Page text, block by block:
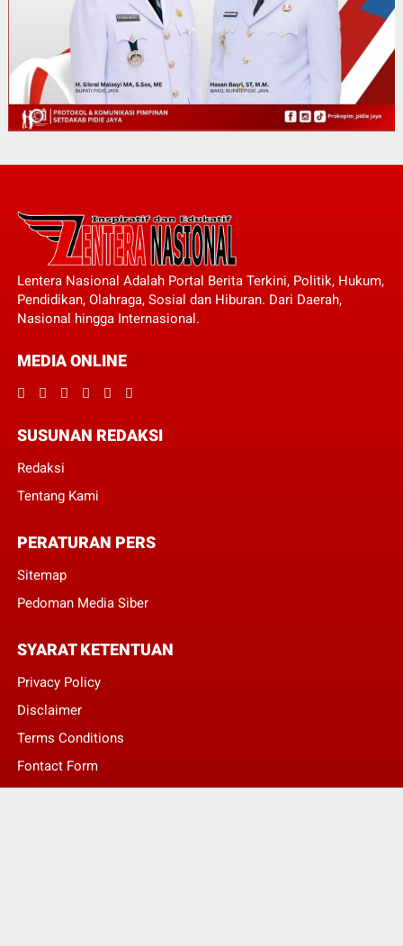
Lentera Nasional Adalah Portal Berita Terkini, Politik, Hukum,
Pendidikan, Olahraga, Sosial dan Hiburan. Dari Daerah,
Nasional hingga Internasional.
MEDIA ONLINE
SUSUNAN REDAKSI
Redaksi
Tentang Kami
PERATURAN PERS
Sitemap
Pedoman Media Siber
SYARAT KETENTUAN
Privacy Policy
Disclaimer
Terms Conditions
Fontact Form